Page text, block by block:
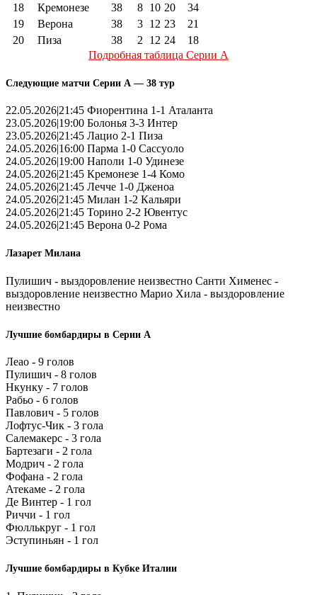
18
Кремонезе 38 8 10 20
34
19
Верона 38 3 12 23
21
20
Пиза 38 2 12 24
18
Подробная таблица Серии А
Следующие матчи Серии А — 38 тур
22.05.2026|21:45 Фиорентина 1-1 Аталанта
23.05.2026|19:00 Болонья 3-3 Интер
23.05.2026|21:45 Лацио 2-1 Пиза
24.05.2026|16:00 Парма 1-0 Сассуоло
24.05.2026|19:00 Наполи 1-0 Удинезе
24.05.2026|21:45 Кремонезе 1-4 Комо
24.05.2026|21:45 Лечче 1-0 Дженоа
24.05.2026|21:45 Милан 1-2 Кальяри
24.05.2026|21:45 Торино 2-2 Ювентус
24.05.2026|21:45 Верона 0-2 Рома
Лазарет Милана
Пулишич - выздоровление неизвестно Санти Хименес -
выздоровление неизвестно Марио Хила - выздоровление
неизвестно
Лучшие бомбардиры в Серии А
Леао - 9 голов
Пулишич - 8 голов
Нкунку - 7 голов
Рабьо - 6 голов
Павлович - 5 голов
Лофтус-Чик - 3 гола
Салемакерс - 3 гола
Бартезаги - 2 гола
Модрич - 2 гола
Фофана - 2 гола
Атекаме - 2 гола
Де Винтер - 1 гол
Риччи - 1 гол
Фюллькруг - 1 гол
Эступиньян - 1 гол
Лучшие бомбардиры в Кубке Италии